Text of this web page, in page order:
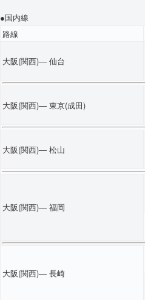
●国内線
路線
大阪(関西)― 仙台
大阪(関西)― 東京(成田)
大阪(関西)― 松山
大阪(関西)― 福岡
大阪(関西)― 長崎